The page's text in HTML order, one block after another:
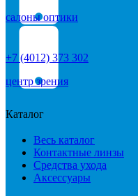
салоны оптики
+7 (4012) 373 302
центр зрения
Каталог
Весь каталог
Контактные линзы
Средства ухода
Аксессуары